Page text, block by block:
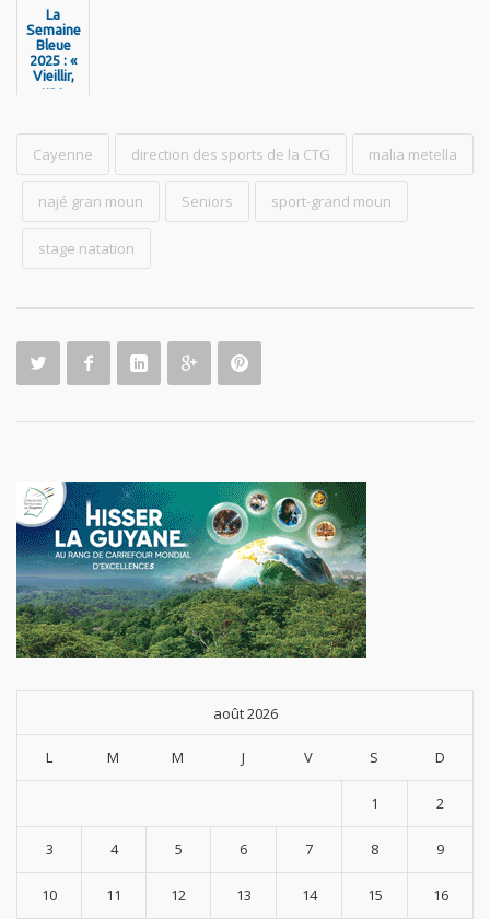
La
Semaine
Bleue
2025 : «
Vieillir,
une
! »
Cayenne direction des sports de la CTG malia metella
najé gran moun Seniors sport-grand moun
stage natation
août 2026
L M M J V S D
1 2
3 4 5 6 7 8 9
10 11 12 13 14 15 16